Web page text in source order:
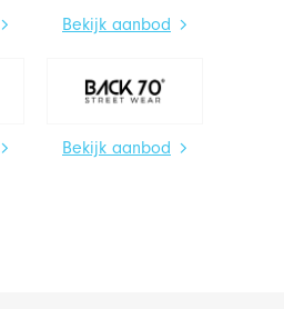
Bekijk aanbod
Bekijk aanbod